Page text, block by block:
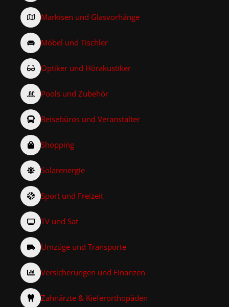
Markisen und Glasvorhänge
Möbel und Tischler
Optiker und Hörakustiker
Pools und Zubehör
Reisebüros und Veranstalter
Shopping
Solarenergie
Sport und Freizeit
TV und Sat
Umzüge und Transporte
Versicherungen und Finanzen
Zahnärzte & Kieferorthopäden